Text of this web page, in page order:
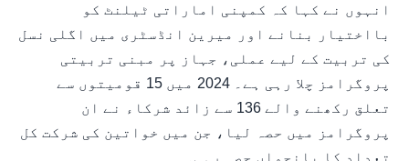
انہوں نے کہا کہ کمپنی اماراتی ٹیلنٹ کو
بااختیار بنانے اور میرین انڈسٹری میں اگلی نسل
کی تربیت کے لیے عملی، جہاز پر مبنی تربیتی
پروگرامز چلا رہی ہے۔ 2024 میں 15 قومیتوں سے
تعلق رکھنے والے 136 سے زائد شرکاء نے ان
پروگرامز میں حصہ لیا، جن میں خواتین کی شرکت کل
تعداد کا پانچواں حصہ رہی۔